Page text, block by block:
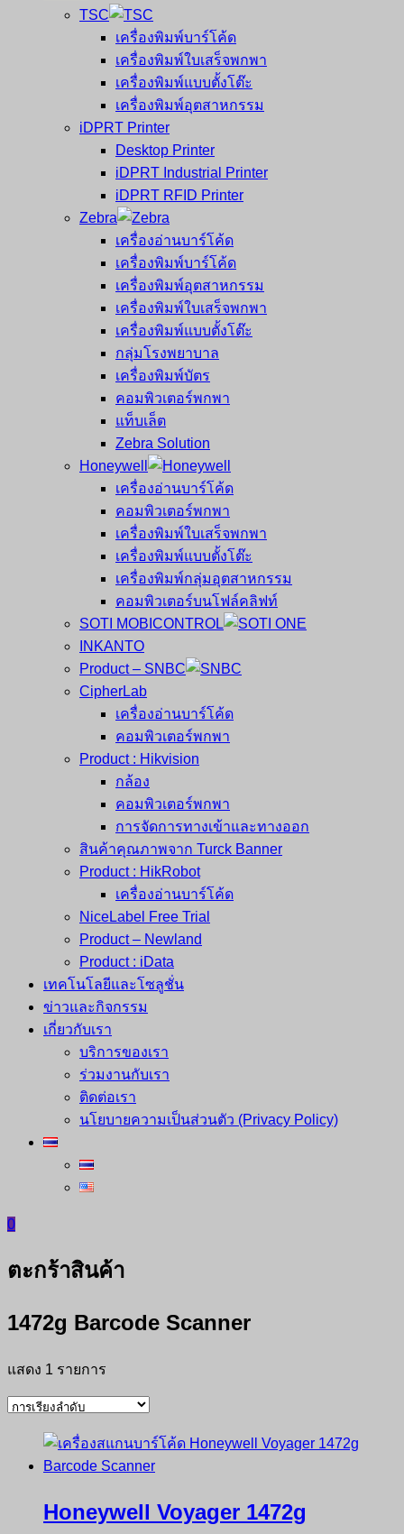
TSC
เครื่องพิมพ์บาร์โค้ด
เครื่องพิมพ์ใบเสร็จพกพา
เครื่องพิมพ์แบบตั้งโต๊ะ
เครื่องพิมพ์อุตสาหกรรม
iDPRT Printer
Desktop Printer
iDPRT Industrial Printer
iDPRT RFID Printer
Zebra
เครื่องอ่านบาร์โค้ด
เครื่องพิมพ์บาร์โค้ด
เครื่องพิมพ์อุตสาหกรรม
เครื่องพิมพ์ใบเสร็จพกพา
เครื่องพิมพ์แบบตั้งโต๊ะ
กลุ่มโรงพยาบาล
เครื่องพิมพ์บัตร
คอมพิวเตอร์พกพา
แท็บเล็ต
Zebra Solution
Honeywell
เครื่องอ่านบาร์โค้ด
คอมพิวเตอร์พกพา
เครื่องพิมพ์ใบเสร็จพกพา
เครื่องพิมพ์แบบตั้งโต๊ะ
เครื่องพิมพ์กลุ่มอุตสาหกรรม
คอมพิวเตอร์บนโฟล์คลิฟท์
SOTI MOBICONTROL
INKANTO
Product – SNBC
CipherLab
เครื่องอ่านบาร์โค้ด
คอมพิวเตอร์พกพา
Product : Hikvision
กล้อง
คอมพิวเตอร์พกพา
การจัดการทางเข้าและทางออก
สินค้าคุณภาพจาก Turck Banner
Product : HikRobot
เครื่องอ่านบาร์โค้ด
NiceLabel Free Trial
Product – Newland
Product : iData
เทคโนโลยีและโซลูชั่น
ข่าวและกิจกรรม
เกี่ยวกับเรา
บริการของเรา
ร่วมงานกับเรา
ติดต่อเรา
นโยบายความเป็นส่วนตัว (Privacy Policy)
0
ตะกร้าสินค้า
1472g Barcode Scanner
แสดง 1 รายการ
Honeywell Voyager 1472g